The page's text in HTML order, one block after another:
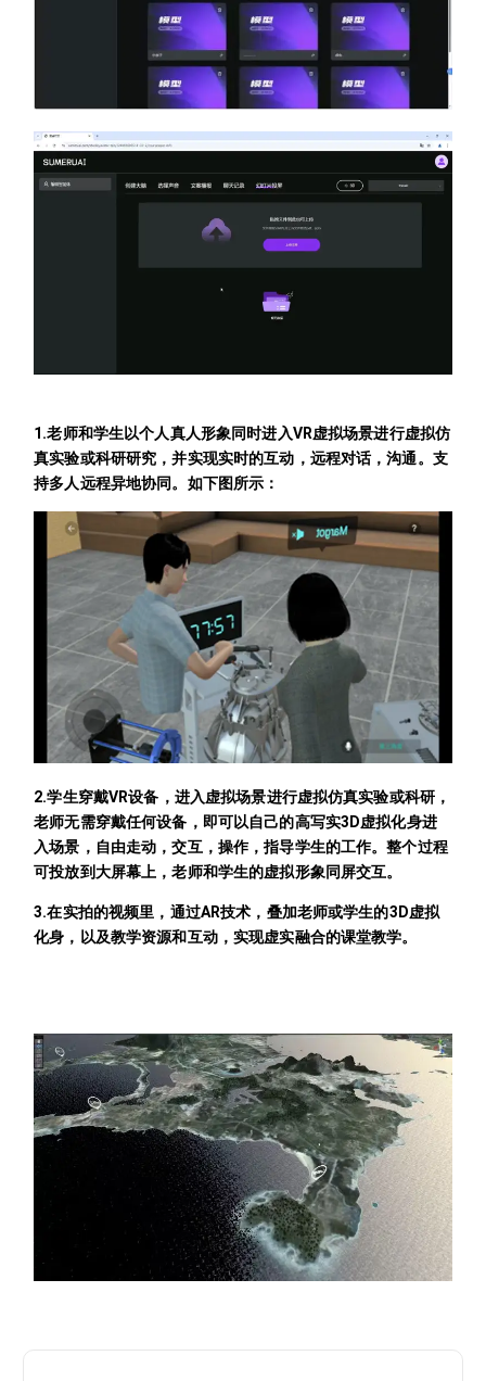
1.老师和学生以个人真人形象同时进入VR虚拟场景进行虚拟仿
真实验或科研研究，并实现实时的互动，远程对话，沟通。支
持多人远程异地协同。如下图所示：
2.学生穿戴VR设备，进入虚拟场景进行虚拟仿真实验或科研，
老师无需穿戴任何设备，即可以自己的高写实3D虚拟化身进
入场景，自由走动，交互，操作，指导学生的工作。整个过程
可投放到大屏幕上，老师和学生的虚拟形象同屏交互。
3.在实拍的视频里，通过AR技术，叠加老师或学生的3D虚拟
化身，以及教学资源和互动，实现虚实融合的课堂教学。